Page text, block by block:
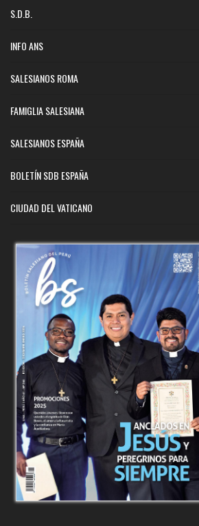
S.D.B.
INFO ANS
SALESIANOS ROMA
FAMIGLIA SALESIANA
SALESIANOS ESPAÑA
BOLETÍN SDB ESPAÑA
CIUDAD DEL VATICANO